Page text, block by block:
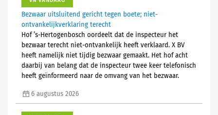
Bezwaar uitsluitend gericht tegen boete; niet-
ontvankelijkverklaring terecht
Hof ’s-Hertogenbosch oordeelt dat de inspecteur het
bezwaar terecht niet-ontvankelijk heeft verklaard. X BV
heeft namelijk niet tijdig bezwaar gemaakt. Het hof acht
daarbij van belang dat de inspecteur twee keer telefonisch
heeft geïnformeerd naar de omvang van het bezwaar.
6 augustus 2026